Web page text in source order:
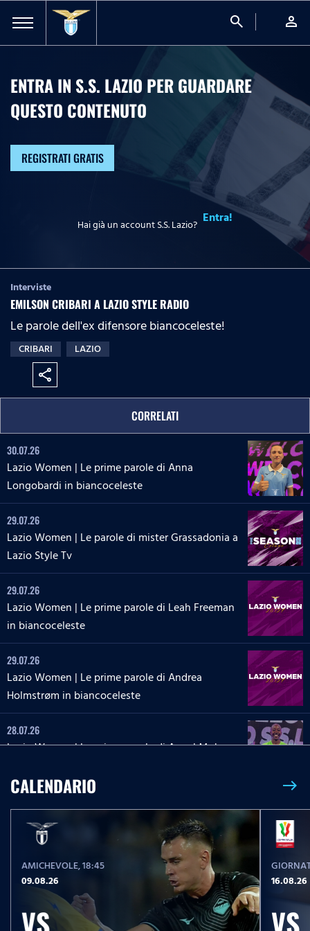
search person
ENTRA IN S.S. LAZIO PER GUARDARE
QUESTO CONTENUTO
REGISTRATI GRATIS
Hai già un account S.S. Lazio? Entra!
Interviste
EMILSON CRIBARI A LAZIO STYLE RADIO
Le parole dell'ex difensore biancoceleste!
CRIBARI LAZIO
share
CORRELATI
30.07.26
Lazio Women | Le prime parole di Anna
Longobardi in biancoceleste
29.07.26
Lazio Women | Le parole di mister Grassadonia a
Lazio Style Tv
29.07.26
Lazio Women | Le prime parole di Leah Freeman
in biancoceleste
29.07.26
Lazio Women | Le prime parole di Andrea
Holmstrøm in biancoceleste
28.07.26
Lazio Women | Le prime parole di Angel Mukasa
Lazio Women | Le parole di Martina Zanoli a
Lazio Style Tv
27.07.26
Lazio Women | Le prime parole di Carlotta Masu
in biancoceleste
CALENDARIO east
AMICHEVOLE, 18:45
09.08.26
VS
16.08.26
VS